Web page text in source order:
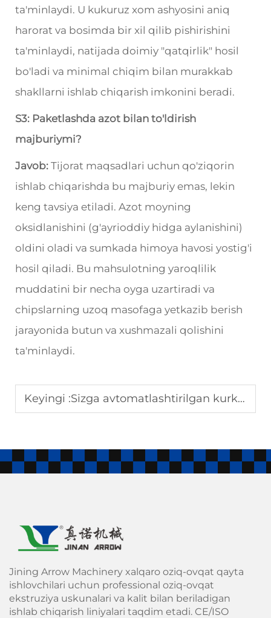
ta'minlaydi. U kukuruz xom ashyosini aniq
harorat va bosimda bir xil qilib pishirishini
ta'minlaydi, natijada doimiy "qatqirlik" hosil
bo'ladi va minimal chiqim bilan murakkab
shakllarni ishlab chiqarish imkonini beradi.
S3: Paketlashda azot bilan to'ldirish
majburiymi?
Javob: Tijorat maqsadlari uchun qo'ziqorin
ishlab chiqarishda bu majburiy emas, lekin
keng tavsiya etiladi. Azot moyning
oksidlanishini (g'ayrioddiy hidga aylanishini)
oldini oladi va sumkada himoya havosi yostig'i
hosil qiladi. Bu mahsulotning yaroqlilik
muddatini bir necha oyga uzartiradi va
chipslarning uzoq masofaga yetkazib berish
jarayonida butun va xushmazali qolishini
ta'minlaydi.
Keyingi :Sizga avtomatlashtirilgan kurkure ishlab chiqarish apparati nima uchun kerak?
Jining Arrow Machinery xalqaro oziq-ovqat qayta
ishlovchilari uchun professional oziq-ovqat
ekstruziya uskunalari va kalit bilan beriladigan
ishlab chiqarish liniyalari taqdim etadi. CE/ISO